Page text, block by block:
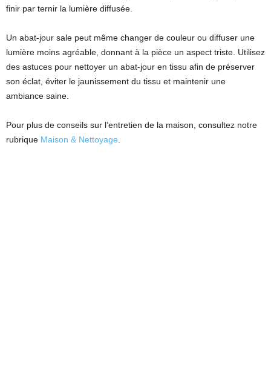
finir par ternir la lumière diffusée.
Un abat-jour sale peut même changer de couleur ou diffuser une
lumière moins agréable, donnant à la pièce un aspect triste. Utilisez
des astuces pour nettoyer un abat-jour en tissu afin de préserver
son éclat, éviter le jaunissement du tissu et maintenir une
ambiance saine.
Pour plus de conseils sur l’entretien de la maison, consultez notre
rubrique Maison & Nettoyage.